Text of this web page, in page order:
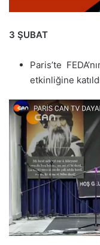
3 ŞUBAT
Paris’te
etkinliğine